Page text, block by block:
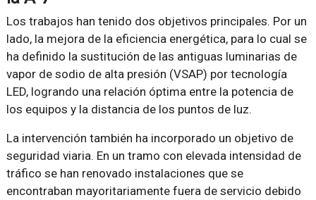
Los trabajos han tenido dos objetivos principales. Por un
lado, la mejora de la eficiencia energética, para lo cual se
ha definido la sustitución de las antiguas luminarias de
vapor de sodio de alta presión (VSAP) por tecnología
LED, logrando una relación óptima entre la potencia de
los equipos y la distancia de los puntos de luz.
La intervención también ha incorporado un objetivo de
seguridad viaria. En un tramo con elevada intensidad de
tráfico se han renovado instalaciones que se
encontraban mayoritariamente fuera de servicio debido